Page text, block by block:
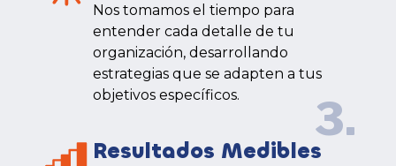
Nos tomamos el tiempo para
entender cada detalle de tu
organización, desarrollando
estrategias que se adapten a tus
objetivos específicos.
Resultados Medibles
3.